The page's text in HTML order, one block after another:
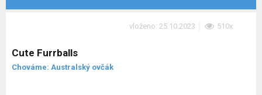
vloženo: 25.10.2023 510x
Cute Furrballs
Chováme: Australský ovčák